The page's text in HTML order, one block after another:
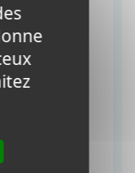
de choses
avez